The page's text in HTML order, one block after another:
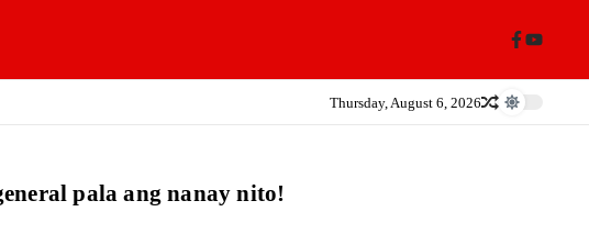
Thursday, August 6, 2026
pala ang nanay nito!